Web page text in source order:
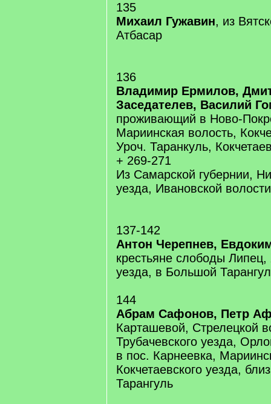
135
Михаил Гужавин, из
Атбасар
136
Владимир Ермилов,
Заседателев, Василий
проживающий в Ново-
Мариинская волость,
Уроч. Таранкуль,
+ 269-271
Из Самарской губернии,
уезда, Ивановской
137-142
Антон Черепнев,
крестьяне слободы Липец,
уезда, в Большой
144
Абрам Сафонов, Петр
Карташевой, Стрелецкой
Трубачевского уезда,
в пос. Карнеевка,
Кокчетаевского уезда,
Тарангуль